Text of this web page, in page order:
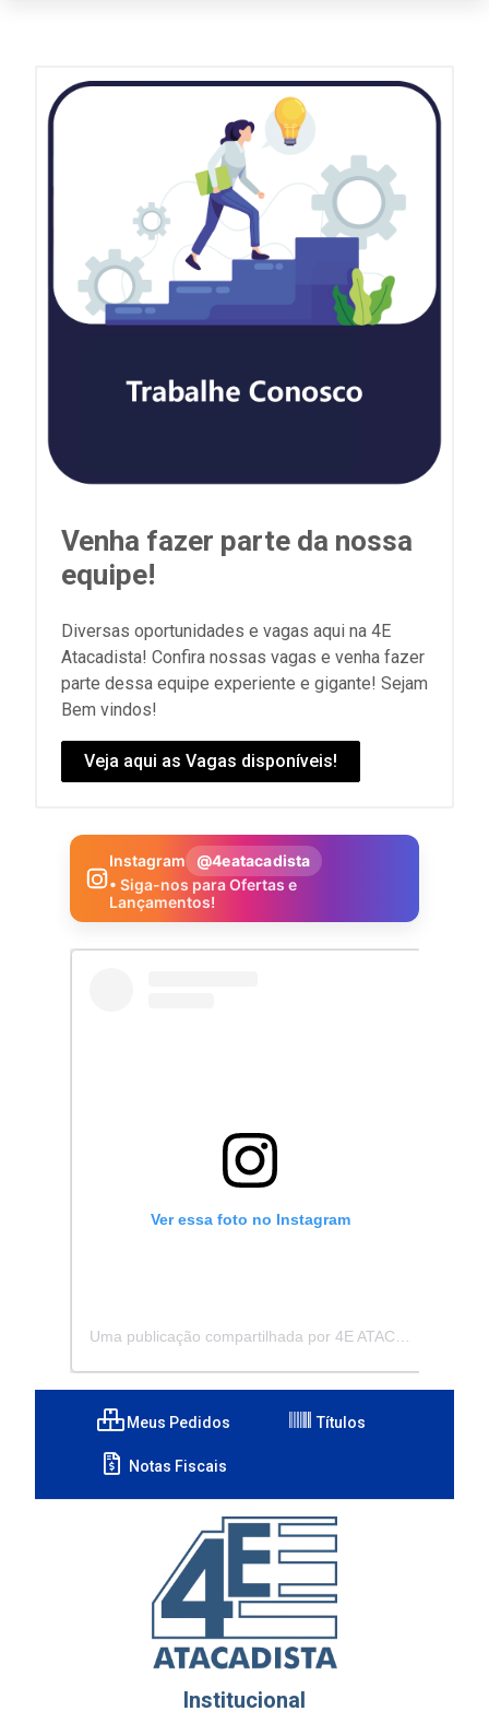
Venha fazer parte da nossa
equipe!
Diversas oportunidades e vagas aqui na 4E
Atacadista! Confira nossas vagas e venha fazer
parte dessa equipe experiente e gigante! Sejam
Bem vindos!
Veja aqui as Vagas disponíveis!
Instagram
@4eatacadista
• Siga-nos para Ofertas e
Lançamentos!
Ver essa foto no Instagram
Meus Pedidos Títulos
Notas Fiscais
Institucional